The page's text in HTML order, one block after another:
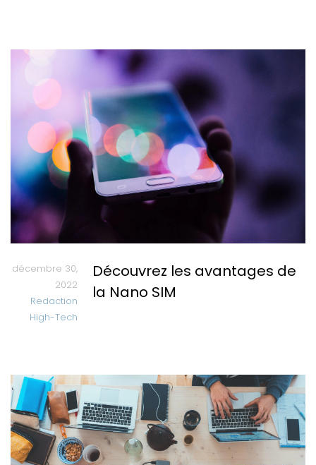
décembre 30,
2022
Redaction
High-Tech
Découvrez les avantages de
la Nano SIM